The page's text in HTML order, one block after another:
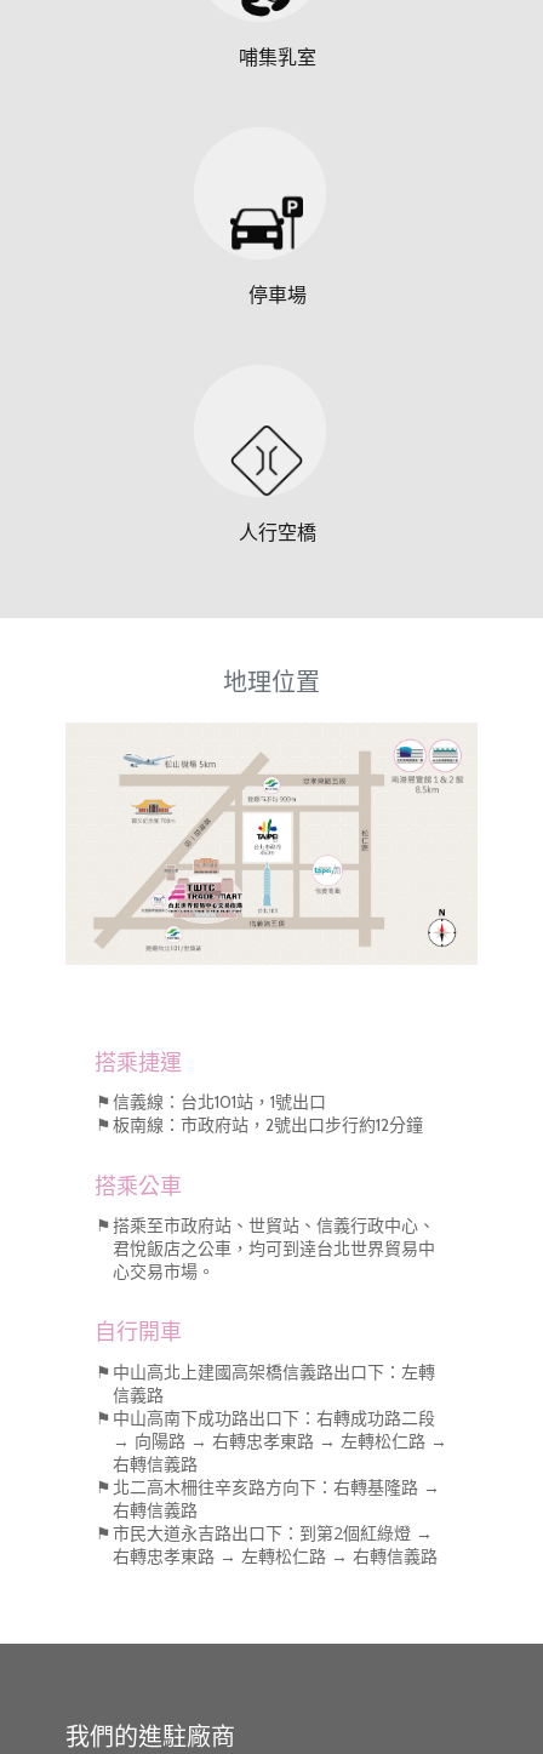
哺集乳室
停車場
人行空橋
地理位置
搭乘捷運
⚑信義線：台北101站，1號出口
⚑板南線：市政府站，2號出口步行約12分鐘
搭乘公車
⚑搭乘至市政府站、世貿站、信義行政中心、
君悅飯店之公車，均可到逹台北世界貿易中
心交易市場。
自行開車
⚑ 中山高北上建國高架橋信義路出口下：左轉
信義路
⚑ 中山高南下成功路出口下：右轉成功路二段
→ 向陽路 → 右轉忠孝東路 → 左轉松仁路 ​→
右轉信義路
⚑ 北二高木柵往辛亥路方向下：右轉基隆路 ​→
右轉信義路
⚑市民大道永吉路出口下：到第2個紅綠燈 ​→
右轉忠孝東路 ​→ 左轉松仁路 ​→ 右轉信義路
我們的進駐廠商